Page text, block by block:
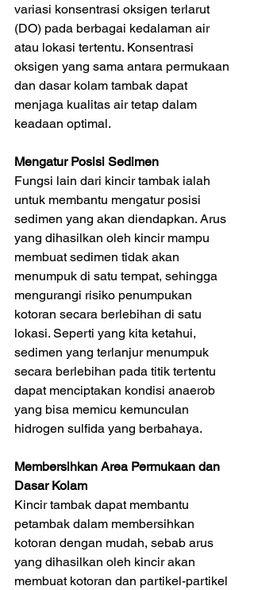
variasi konsentrasi oksigen terlarut
(DO) pada berbagai kedalaman air
atau lokasi tertentu. Konsentrasi
oksigen yang sama antara permukaan
dan dasar kolam tambak dapat
menjaga kualitas air tetap dalam
keadaan optimal.
Mengatur Posisi Sedimen
Fungsi lain dari kincir tambak ialah
untuk membantu mengatur posisi
sedimen yang akan diendapkan. Arus
yang dihasilkan oleh kincir mampu
membuat sedimen tidak akan
menumpuk di satu tempat, sehingga
mengurangi risiko penumpukan
kotoran secara berlebihan di satu
lokasi. Seperti yang kita ketahui,
sedimen yang terlanjur menumpuk
secara berlebihan pada titik tertentu
dapat menciptakan kondisi anaerob
yang bisa memicu kemunculan
hidrogen sulfida yang berbahaya.
Membersihkan Area Permukaan dan
Dasar Kolam
Kincir tambak dapat membantu
petambak dalam membersihkan
kotoran dengan mudah, sebab arus
yang dihasilkan oleh kincir akan
membuat kotoran dan partikel-partikel